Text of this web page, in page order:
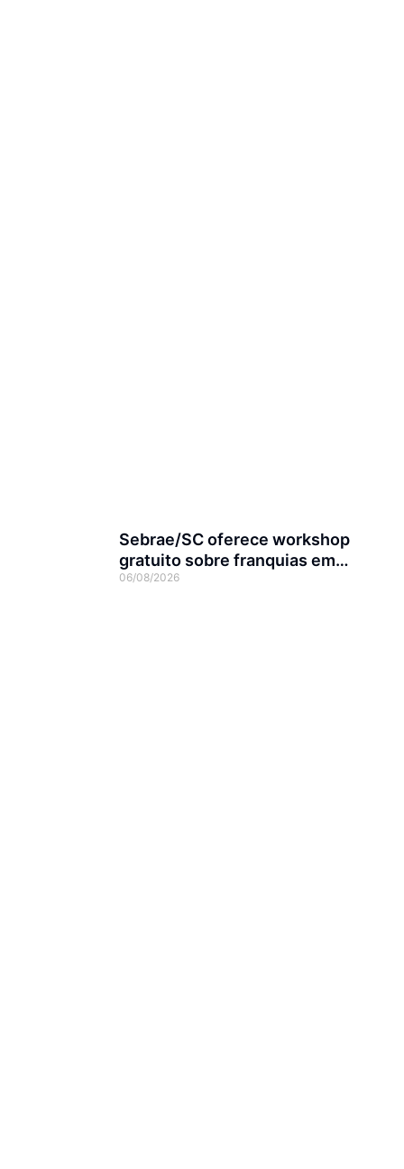
Sebrae/SC oferece workshop
gratuito sobre franquias em
Joinville
06/08/2026